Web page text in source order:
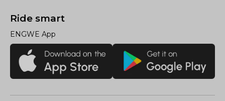
Ride smart
ENGWE App